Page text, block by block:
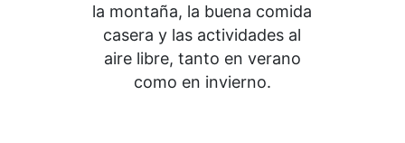
la montaña, la buena comida
casera y las actividades al
aire libre, tanto en verano
como en invierno.